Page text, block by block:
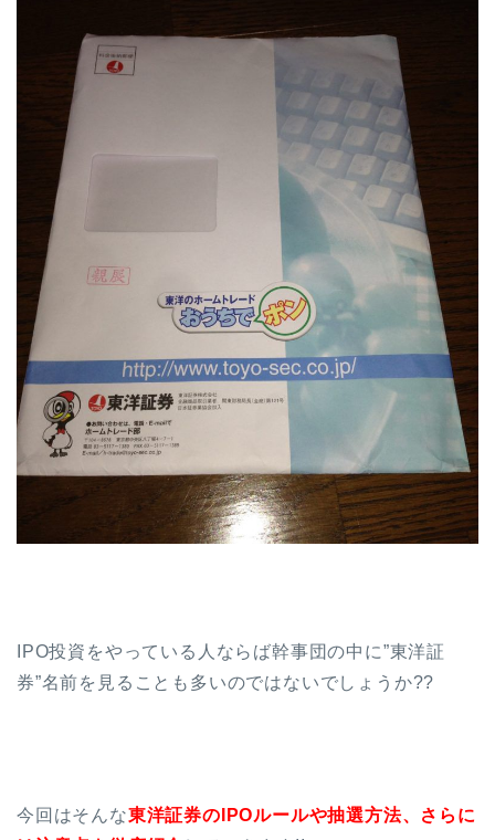
IPO投資をやっている人ならば幹事団の中に”東洋証
券”名前を見ることも多いのではないでしょうか??
今回はそんな東洋証券のIPOルールや抽選方法、さらに